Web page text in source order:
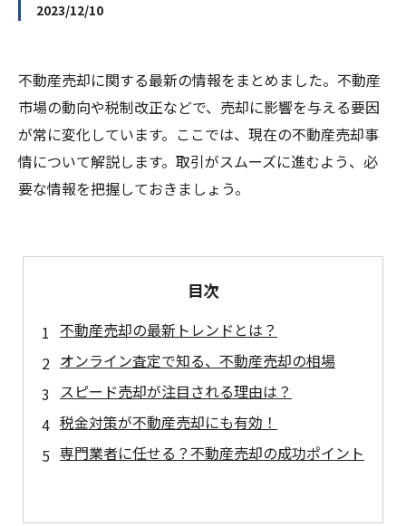
2023/12/10
不動産売却に関する最新の情報をまとめました。不動産
市場の動向や税制改正などで、売却に影響を与える要因
が常に変化しています。ここでは、現在の不動産売却事
情について解説します。取引がスムーズに進むよう、必
要な情報を把握しておきましょう。
目次
不動産売却の最新トレンドとは？
オンライン査定で知る、不動産売却の相場
スピード売却が注目される理由は？
税金対策が不動産売却にも有効！
専門業者に任せる？不動産売却の成功ポイント